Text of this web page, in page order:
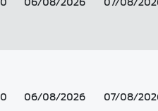
06/08/2026 07/08/